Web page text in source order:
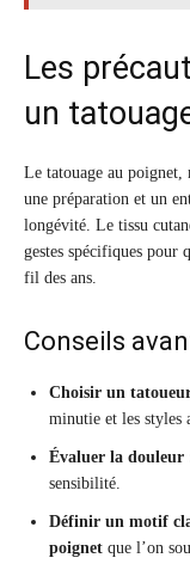
Les
un
Le tatouage au poignet,
une préparation et un
longévité. Le tissu
gestes spécifiques pour
fil des ans.
Conseils
Choisir un
minutie et les styles
Évaluer la douleur
sensibilité.
Définir un motif
poignet que l’on